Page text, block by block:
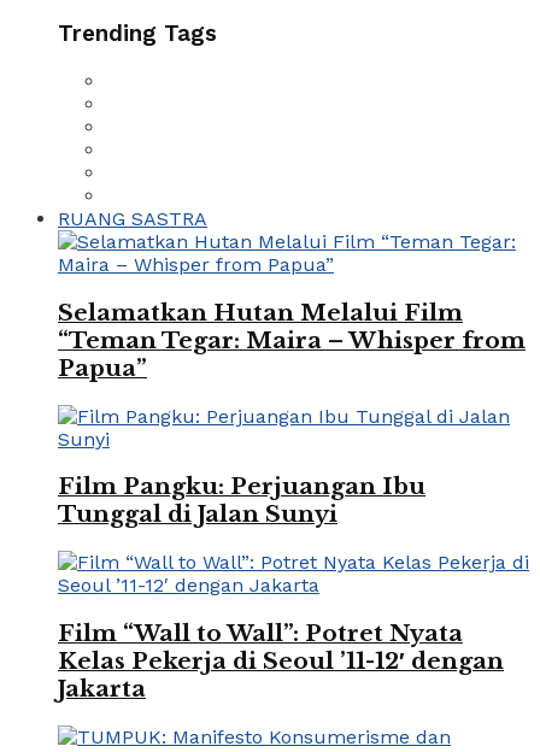
Trending Tags
RUANG SASTRA
Selamatkan Hutan Melalui Film
“Teman Tegar: Maira – Whisper from
Papua”
Film Pangku: Perjuangan Ibu
Tunggal di Jalan Sunyi
Film “Wall to Wall”: Potret Nyata
Kelas Pekerja di Seoul ’11-12′ dengan
Jakarta